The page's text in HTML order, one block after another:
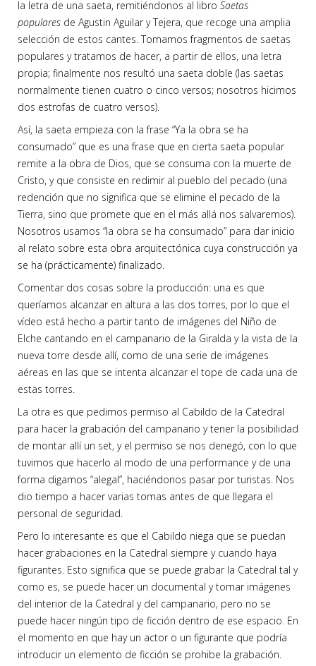
la letra de una saeta, remitiéndonos al libro Saetas
populares de Agustin Aguilar y Tejera, que recoge una amplia
selección de estos cantes. Tomamos fragmentos de saetas
populares y tratamos de hacer, a partir de ellos, una letra
propia; finalmente nos resultó una saeta doble (las saetas
normalmente tienen cuatro o cinco versos; nosotros hicimos
dos estrofas de cuatro versos).
Así, la saeta empieza con la frase “Ya la obra se ha
consumado” que es una frase que en cierta saeta popular
remite a la obra de Dios, que se consuma con la muerte de
Cristo, y que consiste en redimir al pueblo del pecado (una
redención que no significa que se elimine el pecado de la
Tierra, sino que promete que en el más allá nos salvaremos).
Nosotros usamos “la obra se ha consumado” para dar inicio
al relato sobre esta obra arquitectónica cuya construcción ya
se ha (prácticamente) finalizado.
Comentar dos cosas sobre la producción: una es que
queríamos alcanzar en altura a las dos torres, por lo que el
vídeo está hecho a partir tanto de imágenes del Niño de
Elche cantando en el campanario de la Giralda y la vista de la
nueva torre desde allí, como de una serie de imágenes
aéreas en las que se intenta alcanzar el tope de cada una de
estas torres.
La otra es que pedimos permiso al Cabildo de la Catedral
para hacer la grabación del campanario y tener la posibilidad
de montar allí un set, y el permiso se nos denegó, con lo que
tuvimos que hacerlo al modo de una performance y de una
forma digamos “alegal”, haciéndonos pasar por turistas. Nos
dio tiempo a hacer varias tomas antes de que llegara el
personal de seguridad.
Pero lo interesante es que el Cabildo niega que se puedan
hacer grabaciones en la Catedral siempre y cuando haya
figurantes. Esto significa que se puede grabar la Catedral tal y
como es, se puede hacer un documental y tomar imágenes
del interior de la Catedral y del campanario, pero no se
puede hacer ningún tipo de ficción dentro de ese espacio. En
el momento en que hay un actor o un figurante que podría
introducir un elemento de ficción se prohibe la grabación.